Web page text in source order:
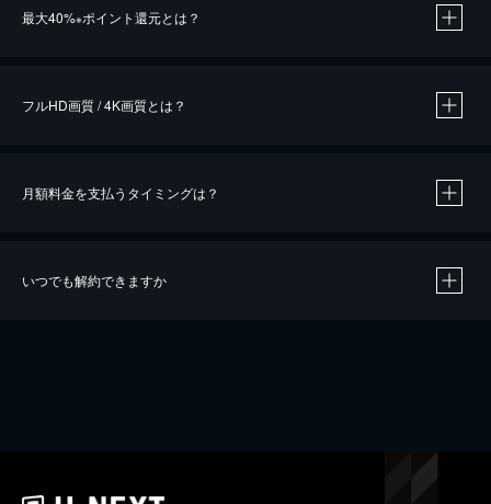
最大40%※ポイント還元とは？
※40％ポイント還元の対象は、クレジットカード決済による作品の購入 / レンタルです。
iOSアプリのUコイン決済による作品の購入 / レンタルは、20％のポイント還元です。
フルHD画質 / 4K画質とは？
月額料金を支払うタイミングは？
いつでも解約できますか